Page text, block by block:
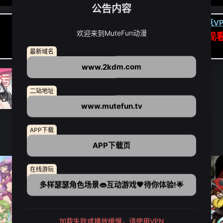
下载虎跃
APP高速专线可前往APP观
公告内容
欢迎来到MuteFun动漫
最新域名
www.2kdm.com
二站地址
www.mutefun.tv
APP下载
APP下载页
在线游玩
多样瑟瑟角色场景👄互动游戏💗待你体验!🌟
加载失败或播放缓慢，请使用VPN